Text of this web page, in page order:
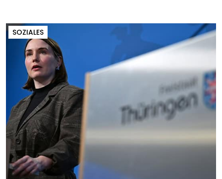
SOZIALES